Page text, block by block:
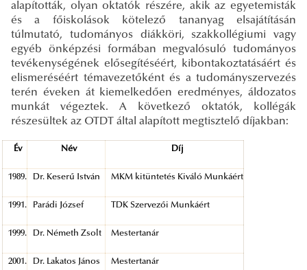
alapították, olyan oktatók részére, akik az egyetemisták
és a főiskolások kötelező tananyag elsajátításán
túlmutató, tudományos diákköri, szakkollégiumi vagy
egyéb önképzési formában megvalósuló tudományos
tevékenységének elősegítéséért, kibontakoztatásáért és
elismeréséért témavezetőként és a tudományszervezés
terén éveken át kiemelkedően eredményes, áldozatos
munkát végeztek. A következő oktatók, kollégák
részesültek az OTDT által alapított megtisztelő díjakban:
Év Név Díj
1989. Dr. Keserű István MKM kitüntetés Kiváló Munkáért
1991. Parádi József TDK Szervezői Munkáért
1999. Dr. Németh Zsolt Mestertanár
2001. Dr. Lakatos János Mestertanár